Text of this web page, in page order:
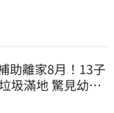
助離家8月！13子
圾滿地 驚見幼童